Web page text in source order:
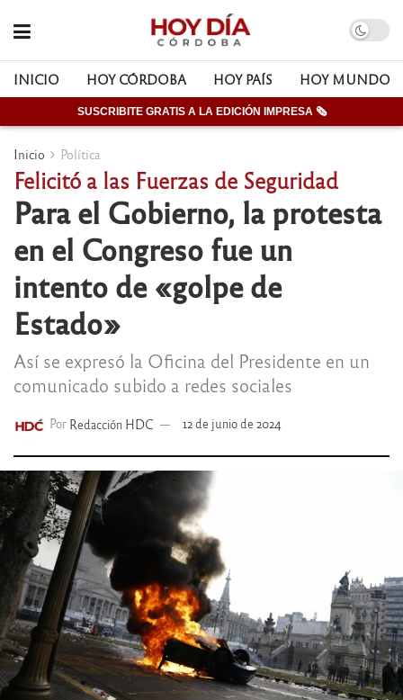
INICIO HOY CÓRDOBA HOY PAÍS HOY MUNDO
SUSCRIBITE GRATIS A LA EDICIÓN IMPRESA 🗞
Inicio Política
Felicitó a las Fuerzas de Seguridad
Para el Gobierno, la protesta
en el Congreso fue un
intento de «golpe de
Estado»
Así se expresó la Oficina del Presidente en un
comunicado subido a redes sociales
Por Redacción HDC 12 de junio de 2024